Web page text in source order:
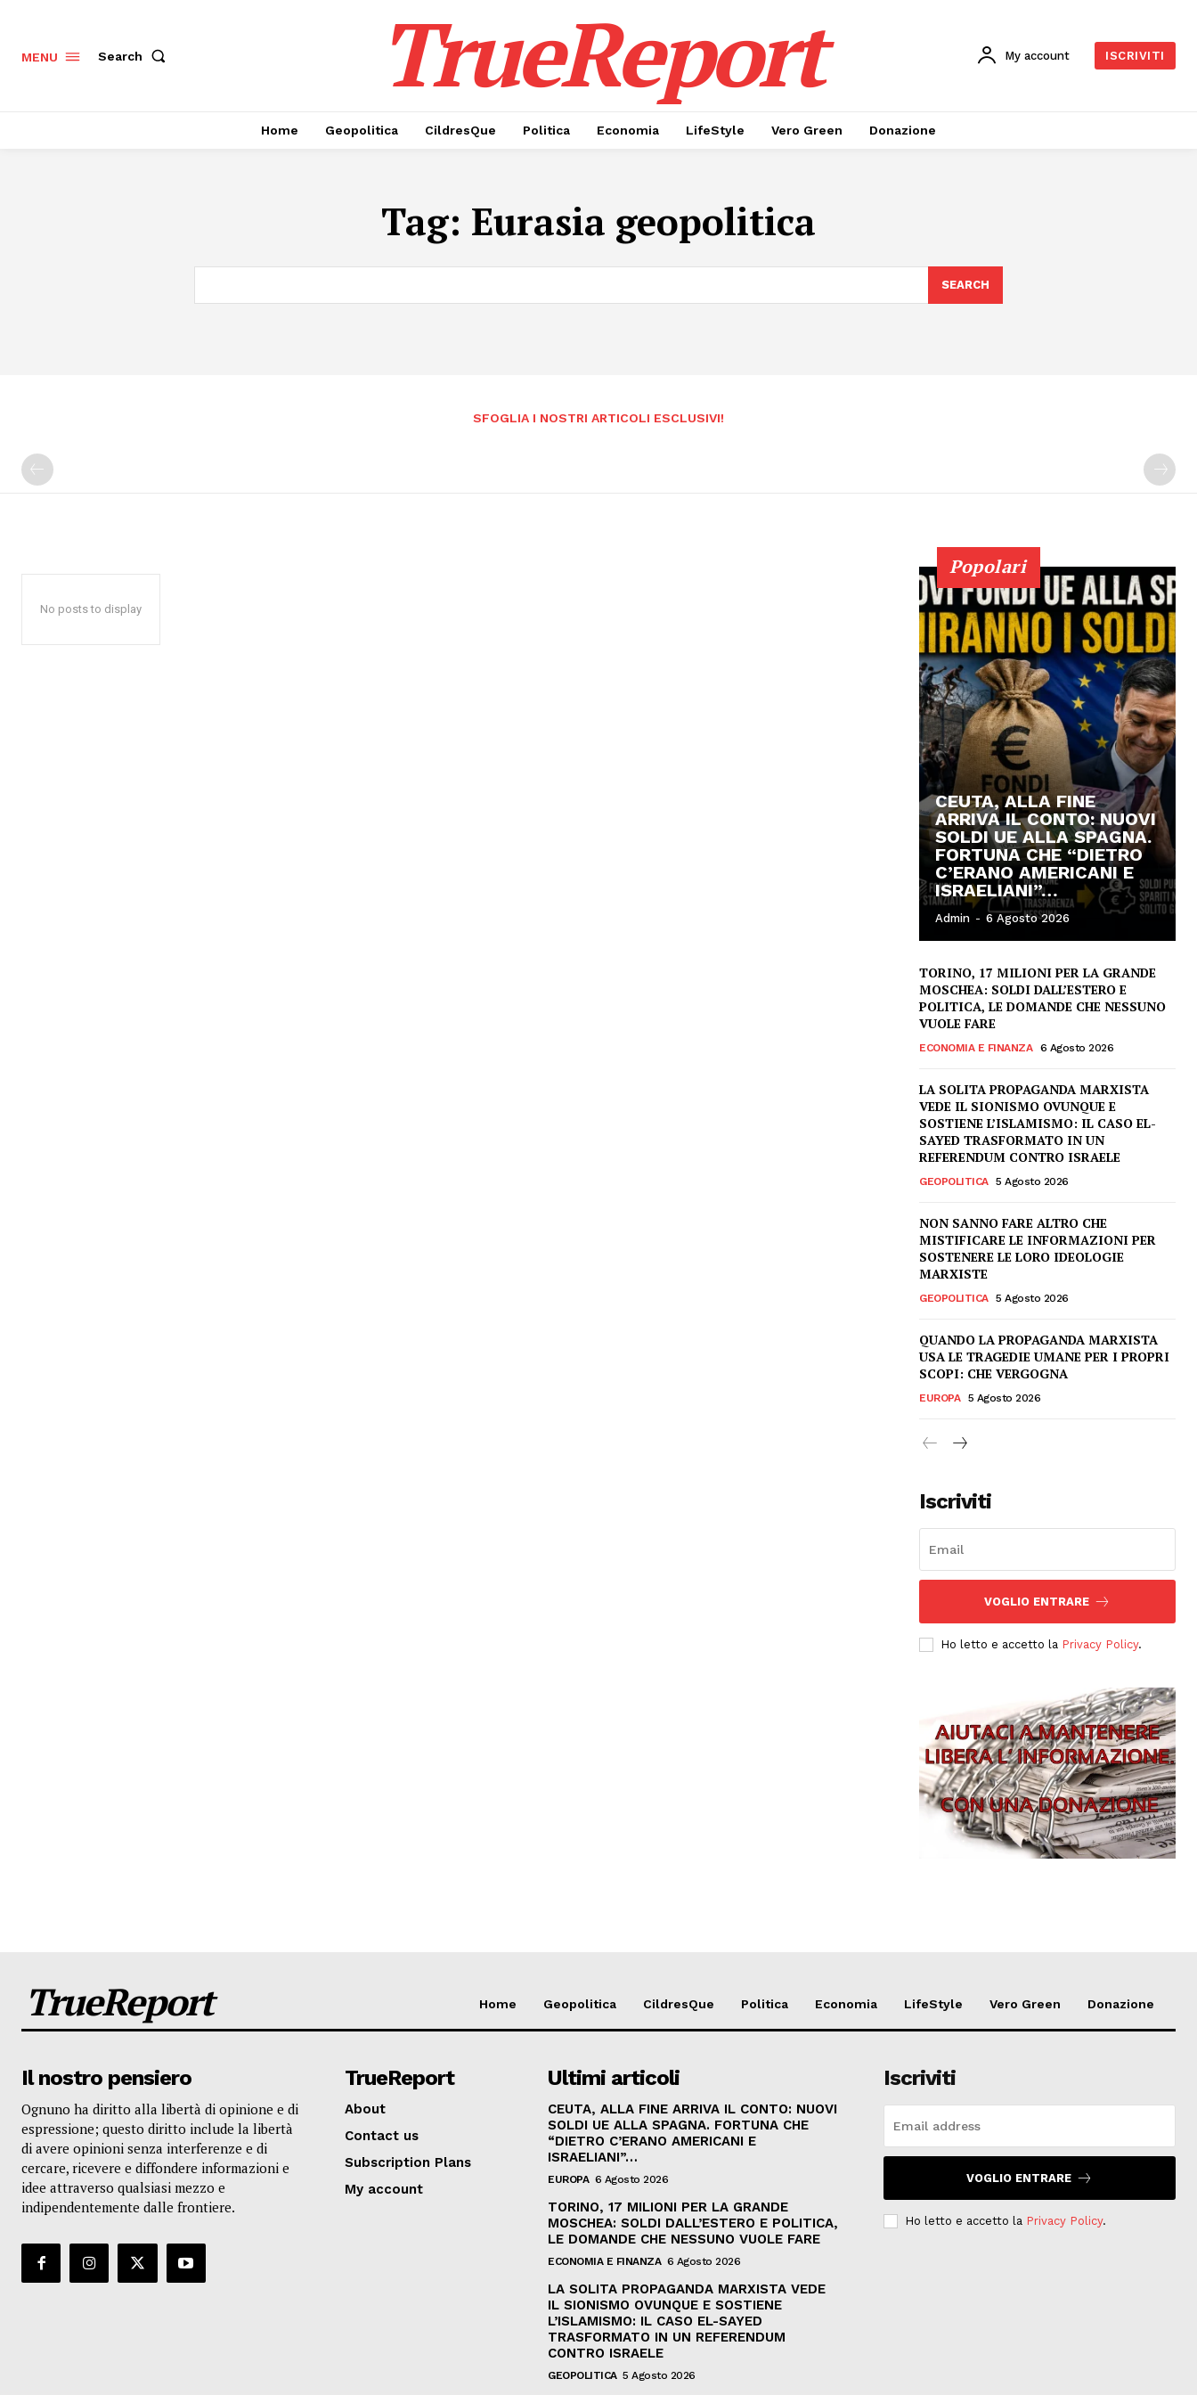
MENU Search TrueReport My account ISCRIVITI
Home Geopolitica CildresQue Politica Economia LifeStyle Vero Green Donazione
Tag: Eurasia geopolitica
SEARCH
SFOGLIA I NOSTRI ARTICOLI ESCLUSIVI!
No posts to display
Popolari
CEUTA, ALLA FINE
ARRIVA IL CONTO: NUOVI
SOLDI UE ALLA SPAGNA.
FORTUNA CHE “DIETRO
C’ERANO AMERICANI E
ISRAELIANI”…
Admin - 6 Agosto 2026
TORINO, 17 MILIONI PER LA GRANDE
MOSCHEA: SOLDI DALL’ESTERO E
POLITICA, LE DOMANDE CHE NESSUNO
VUOLE FARE
ECONOMIA E FINANZA 6 Agosto 2026
LA SOLITA PROPAGANDA MARXISTA
VEDE IL SIONISMO OVUNQUE E
SOSTIENE L’ISLAMISMO: IL CASO EL-
SAYED TRASFORMATO IN UN
REFERENDUM CONTRO ISRAELE
GEOPOLITICA 5 Agosto 2026
NON SANNO FARE ALTRO CHE
MISTIFICARE LE INFORMAZIONI PER
SOSTENERE LE LORO IDEOLOGIE
MARXISTE
GEOPOLITICA 5 Agosto 2026
QUANDO LA PROPAGANDA MARXISTA
USA LE TRAGEDIE UMANE PER I PROPRI
SCOPI: CHE VERGOGNA
EUROPA 5 Agosto 2026
Iscriviti
VOGLIO ENTRARE
Ho letto e accetto la Privacy Policy.
TrueReport Home Geopolitica CildresQue Politica Economia LifeStyle Vero Green Donazione
Il nostro pensiero
Ognuno ha diritto alla libertà di opinione e di
espressione; questo diritto include la libertà
di avere opinioni senza interferenze e di
cercare, ricevere e diffondere informazioni e
idee attraverso qualsiasi mezzo e
indipendentemente dalle frontiere.
TrueReport
About
Contact us
Subscription Plans
My account
Ultimi articoli
CEUTA, ALLA FINE ARRIVA IL CONTO: NUOVI
SOLDI UE ALLA SPAGNA. FORTUNA CHE
“DIETRO C’ERANO AMERICANI E
ISRAELIANI”…
EUROPA 6 Agosto 2026
TORINO, 17 MILIONI PER LA GRANDE
MOSCHEA: SOLDI DALL’ESTERO E POLITICA,
LE DOMANDE CHE NESSUNO VUOLE FARE
ECONOMIA E FINANZA 6 Agosto 2026
LA SOLITA PROPAGANDA MARXISTA VEDE
IL SIONISMO OVUNQUE E SOSTIENE
L’ISLAMISMO: IL CASO EL-SAYED
TRASFORMATO IN UN REFERENDUM
CONTRO ISRAELE
GEOPOLITICA 5 Agosto 2026
Iscriviti
VOGLIO ENTRARE
Ho letto e accetto la Privacy Policy.